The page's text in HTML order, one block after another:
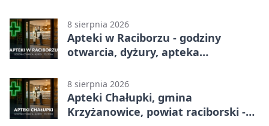
8 sierpnia 2026
Apteki w Raciborzu - godziny
otwarcia, dyżury, apteka
8 sierpnia 2026
Apteki Chałupki, gmina
Krzyżanowice, powiat raciborski -